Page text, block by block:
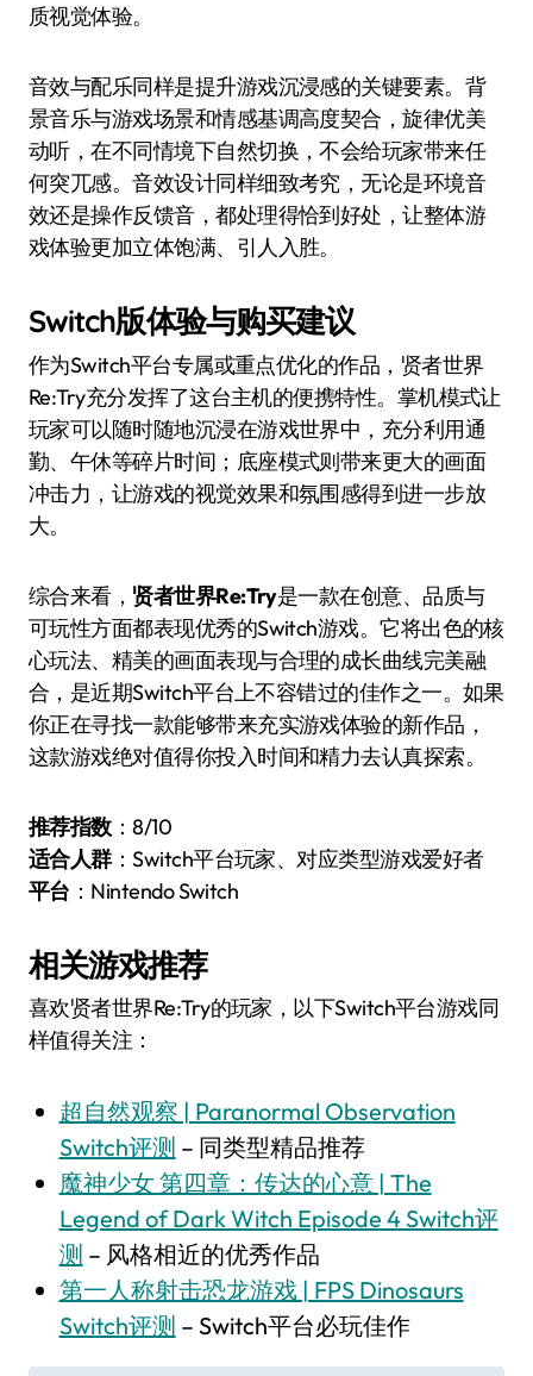
质视觉体验。
音效与配乐同样是提升游戏沉浸感的关键要素。背
景音乐与游戏场景和情感基调高度契合，旋律优美
动听，在不同情境下自然切换，不会给玩家带来任
何突兀感。音效设计同样细致考究，无论是环境音
效还是操作反馈音，都处理得恰到好处，让整体游
戏体验更加立体饱满、引人入胜。
Switch版体验与购买建议
作为Switch平台专属或重点优化的作品，贤者世界
Re:Try充分发挥了这台主机的便携特性。掌机模式让
玩家可以随时随地沉浸在游戏世界中，充分利用通
勤、午休等碎片时间；底座模式则带来更大的画面
冲击力，让游戏的视觉效果和氛围感得到进一步放
大。
综合来看， 贤者世界Re:Try是一款在创意、品质与
可玩性方面都表现优秀的Switch游戏。它将出色的核
心玩法、精美的画面表现与合理的成长曲线完美融
合，是近期Switch平台上不容错过的佳作之一。如果
你正在寻找一款能够带来充实游戏体验的新作品，
这款游戏绝对值得你投入时间和精力去认真探索。
推荐指数：8/10
适合人群：Switch平台玩家、对应类型游戏爱好者
平台 ：Nintendo Switch
相关游戏推荐
喜欢贤者世界Re:Try的玩家，以下Switch平台游戏同
样值得关注：
超自然观察 | Paranormal Observation
Switch评测 – 同类型精品推荐
魔神少女 第四章：传达的心意 | The
Legend of Dark Witch Episode 4 Switch评
测 – 风格相近的优秀作品
第一人称射击恐龙游戏 | FPS Dinosaurs
Switch评测 – Switch平台必玩佳作